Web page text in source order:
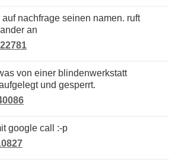
an
und gesperrt.
google call :-p